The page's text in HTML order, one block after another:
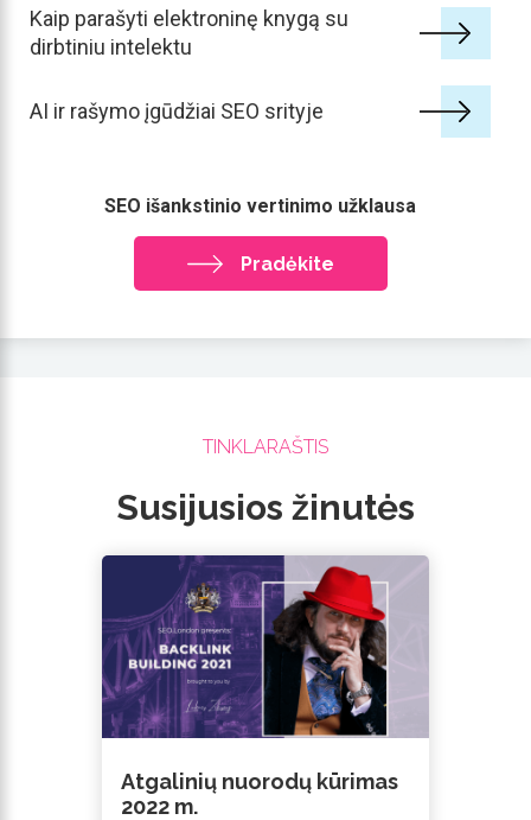
Kaip parašyti elektroninę knygą su
dirbtiniu intelektu
AI ir rašymo įgūdžiai SEO srityje
SEO išankstinio vertinimo užklausa
Pradėkite
TINKLARAŠTIS
Susijusios žinutės
Atgalinių nuorodų kūrimas
2022 m.